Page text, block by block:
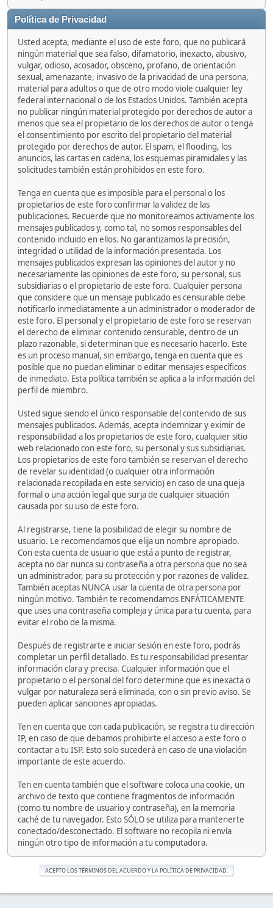
Política de Privacidad
Usted acepta, mediante el uso de este foro, que no publicará
ningún material que sea falso, difamatorio, inexacto, abusivo,
vulgar, odioso, acosador, obsceno, profano, de orientación
sexual, amenazante, invasivo de la privacidad de una persona,
material para adultos o que de otro modo viole cualquier ley
federal internacional o de los Estados Unidos. También acepta
no publicar ningún material protegido por derechos de autor a
menos que sea el propietario de los derechos de autor o tenga
el consentimiento por escrito del propietario del material
protegido por derechos de autor. El spam, el flooding, los
anuncios, las cartas en cadena, los esquemas piramidales y las
solicitudes también están prohibidos en este foro.
Tenga en cuenta que es imposible para el personal o los
propietarios de este foro confirmar la validez de las
publicaciones. Recuerde que no monitoreamos activamente los
mensajes publicados y, como tal, no somos responsables del
contenido incluido en ellos. No garantizamos la precisión,
integridad o utilidad de la información presentada. Los
mensajes publicados expresan las opiniones del autor y no
necesariamente las opiniones de este foro, su personal, sus
subsidiarias o el propietario de este foro. Cualquier persona
que considere que un mensaje publicado es censurable debe
notificarlo inmediatamente a un administrador o moderador de
este foro. El personal y el propietario de este foro se reservan
el derecho de eliminar contenido censurable, dentro de un
plazo razonable, si determinan que es necesario hacerlo. Este
es un proceso manual, sin embargo, tenga en cuenta que es
posible que no puedan eliminar o editar mensajes específicos
de inmediato. Esta política también se aplica a la información del
perfil de miembro.
Usted sigue siendo el único responsable del contenido de sus
mensajes publicados. Además, acepta indemnizar y eximir de
responsabilidad a los propietarios de este foro, cualquier sitio
web relacionado con este foro, su personal y sus subsidiarias.
Los propietarios de este foro también se reservan el derecho
de revelar su identidad (o cualquier otra información
relacionada recopilada en este servicio) en caso de una queja
formal o una acción legal que surja de cualquier situación
causada por su uso de este foro.
Al registrarse, tiene la posibilidad de elegir su nombre de
usuario. Le recomendamos que elija un nombre apropiado.
Con esta cuenta de usuario que está a punto de registrar,
acepta no dar nunca su contraseña a otra persona que no sea
un administrador, para su protección y por razones de validez.
También aceptas NUNCA usar la cuenta de otra persona por
ningún motivo. También te recomendamos ENFÁTICAMENTE
que uses una contraseña compleja y única para tu cuenta, para
evitar el robo de la misma.
Después de registrarte e iniciar sesión en este foro, podrás
completar un perfil detallado. Es tu responsabilidad presentar
información clara y precisa. Cualquier información que el
propietario o el personal del foro determine que es inexacta o
vulgar por naturaleza será eliminada, con o sin previo aviso. Se
pueden aplicar sanciones apropiadas.
Ten en cuenta que con cada publicación, se registra tu dirección
IP, en caso de que debamos prohibirte el acceso a este foro o
contactar a tu ISP. Esto solo sucederá en caso de una violación
importante de este acuerdo.
Ten en cuenta también que el software coloca una cookie, un
archivo de texto que contiene fragmentos de información
(como tu nombre de usuario y contraseña), en la memoria
caché de tu navegador. Esto SÓLO se utiliza para mantenerte
conectado/desconectado. El software no recopila ni envía
ningún otro tipo de información a tu computadora.